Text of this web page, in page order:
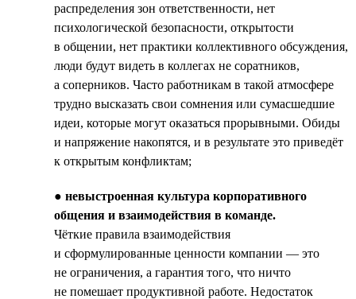
распределения зон ответственности, нет
психологической безопасности, открытости
в общении, нет практики коллективного обсуждения,
люди будут видеть в коллегах не соратников,
а соперников. Часто работникам в такой атмосфере
трудно высказать свои сомнения или сумасшедшие
идеи, которые могут оказаться прорывными. Обиды
и напряжение накопятся, и в результате это приведёт
к открытым конфликтам;
● невыстроенная культура корпоративного
общения и взаимодействия в команде.
Чёткие правила взаимодействия
и сформулированные ценности компании — это
не ограничения, а гарантия того, что ничто
не помешает продуктивной работе. Недостаток